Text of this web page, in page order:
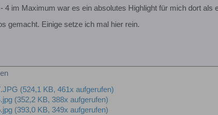
4 im Maximum war es ein absolutes Highlight für mich dort als
gemacht. Einige setze ich mal hier rein.
(524,1 KB, 461x aufgerufen)
(352,2 KB, 388x aufgerufen)
(393,0 KB, 349x aufgerufen)